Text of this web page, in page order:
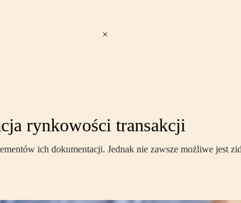
rynkowości transakcji
ich dokumentacji. Jednak nie zawsze możliwe jest